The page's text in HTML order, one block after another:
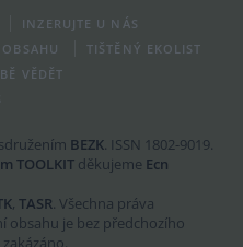
INZERUJTE U NÁS
TIŠTĚNÝ EKOLIST
VĚDĚT
BEZK. ISSN 1802-9019.
TOOLKIT děkujeme Ecn
, TASR. Všechna práva
obsahu je bez předchozího